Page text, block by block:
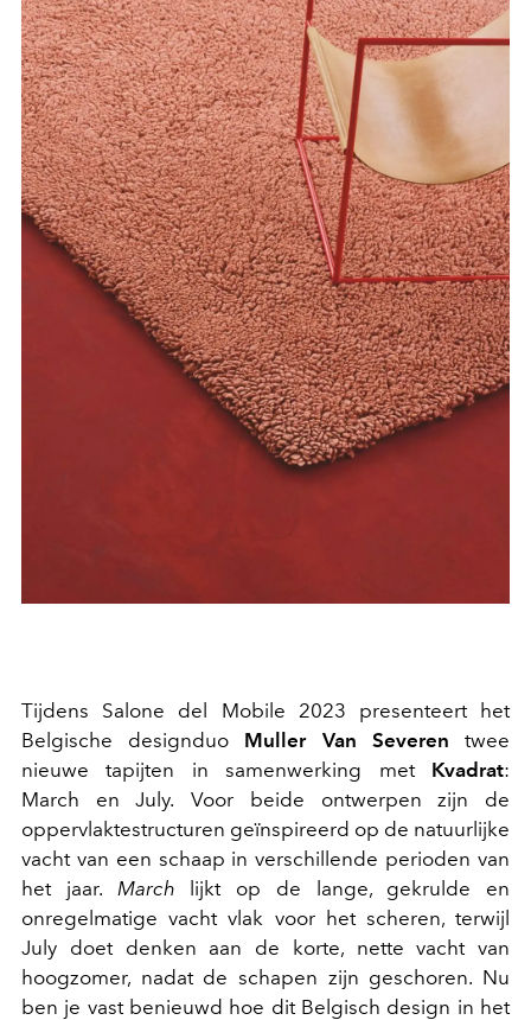
Tijdens Salone del Mobile 2023 presenteert het
Belgische designduo Muller Van Severen twee
nieuwe tapijten in samenwerking met Kvadrat:
March en July.
Voor beide ontwerpen zijn de
oppervlaktestructuren geïnspireerd op de natuurlijke
vacht van een schaap in verschillende perioden van
het jaar. March lijkt op de lange, gekrulde en
onregelmatige vacht vlak voor het scheren, terwijl
July doet denken aan de korte, nette vacht van
hoogzomer, nadat de schapen zijn geschoren. Nu
ben je vast benieuwd hoe dit Belgisch design in het